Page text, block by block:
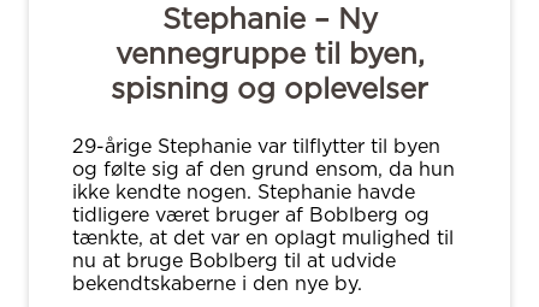
Stephanie – Ny
vennegruppe til byen,
spisning og oplevelser
29-årige Stephanie var tilflytter til byen
og følte sig af den grund ensom, da hun
ikke kendte nogen. Stephanie havde
tidligere været bruger af Boblberg og
tænkte, at det var en oplagt mulighed til
nu at bruge Boblberg til at udvide
bekendtskaberne i den nye by.